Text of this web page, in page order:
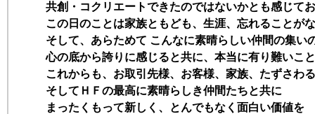
共創・コクリエートできたのではないかとも感じて
この日のことは家族ともども、生涯、忘れることが
そして、あらためて こんなに素晴らしい仲間の集い
心の底から誇りに感じると共に、本当に有り難いこ
これからも、お取引先様、お客様、家族、たずさわ
そしてＨＦの最高に素晴らしき仲間たちと共に
まったくもって新しく、とんでもなく面白い価値を